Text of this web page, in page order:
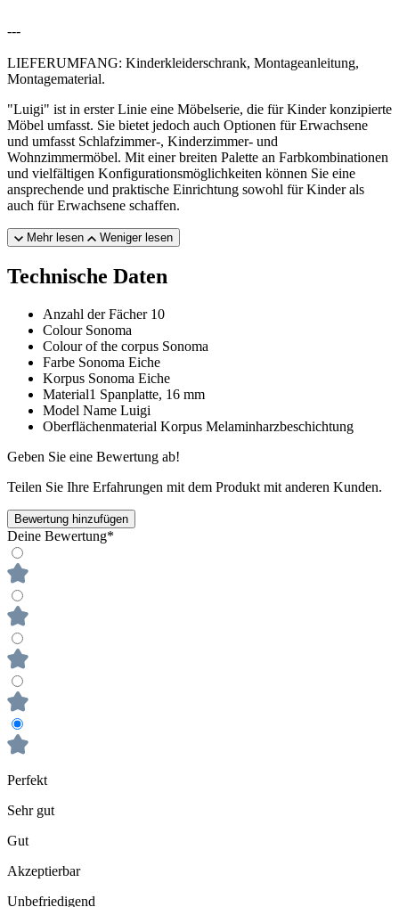
---
LIEFERUMFANG: Kinderkleiderschrank, Montageanleitung,
Montagematerial.
"Luigi" ist in erster Linie eine Möbelserie, die für Kinder konzipierte
Möbel umfasst. Sie bietet jedoch auch Optionen für Erwachsene
und umfasst Schlafzimmer-, Kinderzimmer- und
Wohnzimmermöbel. Mit einer breiten Palette an Farbkombinationen
und vielfältigen Konfigurationsmöglichkeiten können Sie eine
ansprechende und praktische Einrichtung sowohl für Kinder als
auch für Erwachsene schaffen.
Mehr lesen Weniger lesen
Technische Daten
Anzahl der Fächer 10
Colour Sonoma
Colour of the corpus Sonoma
Farbe Sonoma Eiche
Korpus Sonoma Eiche
Material1 Spanplatte, 16 mm
Model Name Luigi
Oberflächenmaterial Korpus Melaminharzbeschichtung
Geben Sie eine Bewertung ab!
Teilen Sie Ihre Erfahrungen mit dem Produkt mit anderen Kunden.
Bewertung hinzufügen
Deine Bewertung*
Perfekt
Sehr gut
Gut
Akzeptierbar
Unbefriedigend